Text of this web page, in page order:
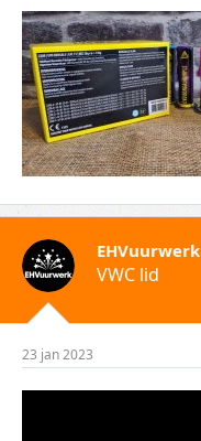
EHVuurwerk
VWC lid
23 jan 2023